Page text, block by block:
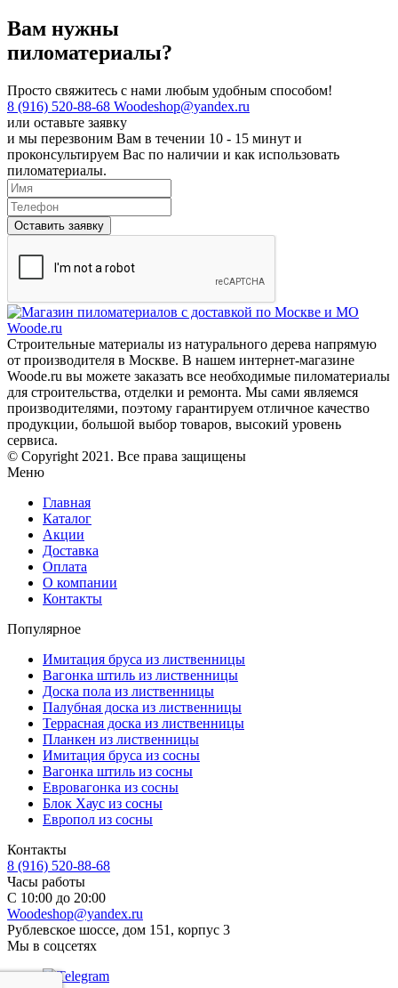
Вам нужны
пиломатериалы?
Просто свяжитесь с нами любым удобным способом!
8 (916) 520-88-68 Woodeshop@yandex.ru
или оставьте заявку
и мы перезвоним Вам в течении 10 - 15 минут и
проконсультируем Вас по наличии и как использовать
пиломатериалы.
Оставить заявку
Строительные материалы из натурального дерева напрямую
от производителя в Москве. В нашем интернет-магазине
Woode.ru вы можете заказать все необходимые пиломатериалы
для строительства, отделки и ремонта. Мы сами являемся
производителями, поэтому гарантируем отличное качество
продукции, большой выбор товаров, высокий уровень
сервиса.
© Copyright 2021. Все права защищены
Меню
Главная
Каталог
Акции
Доставка
Оплата
О компании
Контакты
Популярное
Имитация бруса из лиственницы
Вагонка штиль из лиственницы
Доска пола из лиственницы
Палубная доска из лиственницы
Террасная доска из лиственницы
Планкен из лиственницы
Имитация бруса из сосны
Вагонка штиль из сосны
Евровагонка из сосны
Блок Хаус из сосны
Европол из сосны
Контакты
8 (916) 520-88-68
Часы работы
С 10:00 до 20:00
Woodeshop@yandex.ru
Рублевское шоссе, дом 151, корпус 3
Мы в соцсетях